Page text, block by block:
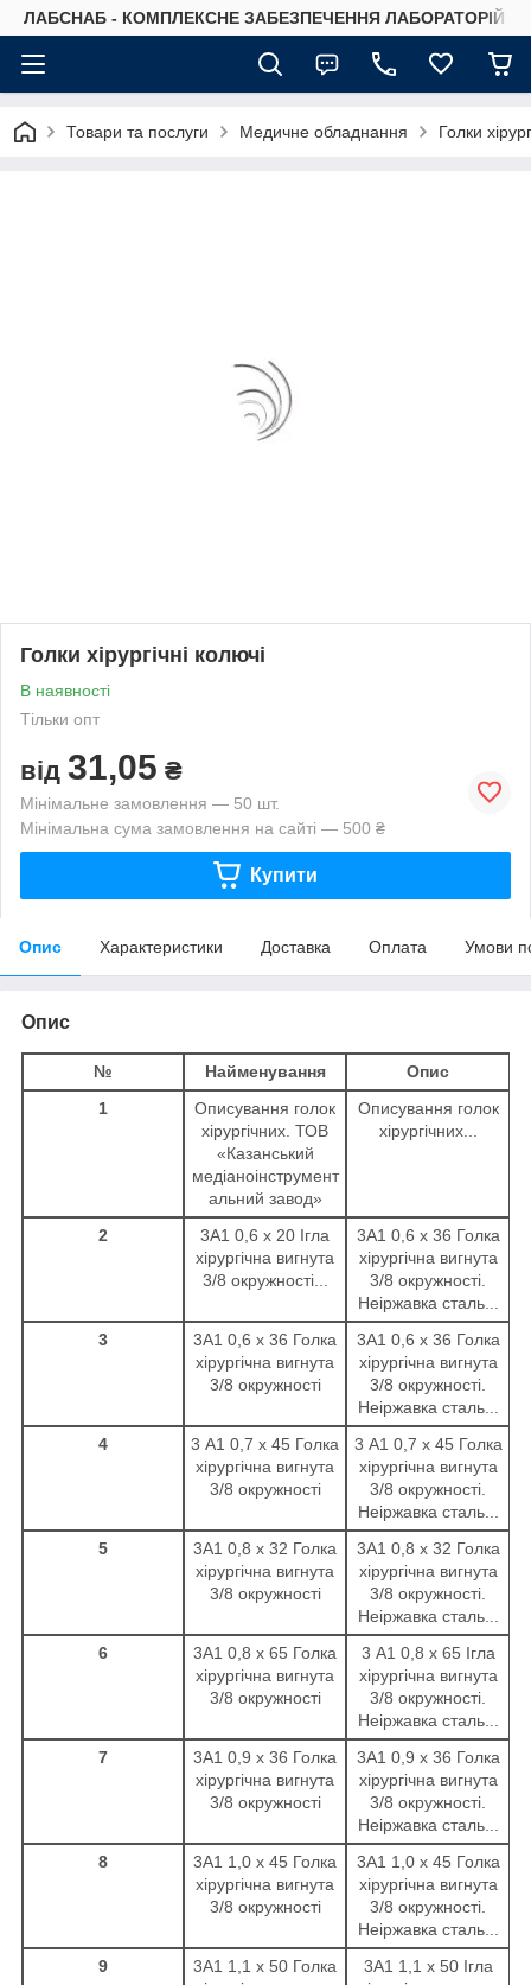
ЛАБСНАБ - КОМПЛЕКСНЕ ЗАБЕЗПЕЧЕННЯ ЛАБОРАТОРІЙ
Товари та послуги Медичне обладнання Голки
Голки хірургічні колючі
В наявності
Тільки опт
від 31,05 ₴
Мінімальне замовлення — 50 шт.
Мінімальна сума замовлення на сайті — 500 ₴
Купити
Опис Характеристики Доставка Оплата Умови
Опис
№ Найменування
Опис
1
Описування голок
хірургічних. ТОВ
«Казанський
медіаноінструмент
альний завод»
Описування голок
хірургічних...
2
3А1 0,6 х 20 Ігла
хірургічна вигнута
3/8 окружності...
3А1 0,6 х 36 Голка
хірургічна вигнута
3/8 окружності.
Неіржавка сталь...
3
3А1 0,6 х 36 Голка
хірургічна вигнута
3/8 окружності
3А1 0,6 х 36 Голка
хірургічна вигнута
3/8 окружності.
Неіржавка сталь...
4
3 А1 0,7 х 45 Голка
хірургічна вигнута
3/8 окружності
3 А1 0,7 х 45 Голка
хірургічна вигнута
3/8 окружності.
Неіржавка сталь...
5
3А1 0,8 х 32 Голка
хірургічна вигнута
3/8 окружності
3А1 0,8 х 32 Голка
хірургічна вигнута
3/8 окружності.
Неіржавка сталь...
6
3А1 0,8 х 65 Голка
хірургічна вигнута
3/8 окружності
3 А1 0,8 х 65 Ігла
хірургічна вигнута
3/8 окружності.
Неіржавка сталь...
7
3А1 0,9 х 36 Голка
хірургічна вигнута
3/8 окружності
3А1 0,9 х 36 Голка
хірургічна вигнута
3/8 окружності.
Неіржавка сталь...
8
3А1 1,0 х 45 Голка
хірургічна вигнута
3/8 окружності
3А1 1,0 х 45 Голка
хірургічна вигнута
3/8 окружності.
Неіржавка сталь...
9
3А1 1,1 х 50 Голка
3А1 1,1 х 50 Ігла